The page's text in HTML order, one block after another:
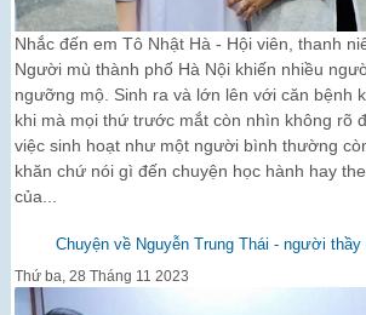
Nhắc đến em Tô Nhật Hà - Hội viên, thanh
Người mù thành phố Hà Nội khiến nhiều
ngưỡng mộ. Sinh ra và lớn lên với căn bệnh
khi mà mọi thứ trước mắt còn nhìn không rõ
việc sinh hoạt như một người bình thường
khăn chứ nói gì đến chuyện học hành hay
của...
Chuyện về Nguyễn Trung Thái - người thầy
Thứ ba, 28 Tháng 11 2023